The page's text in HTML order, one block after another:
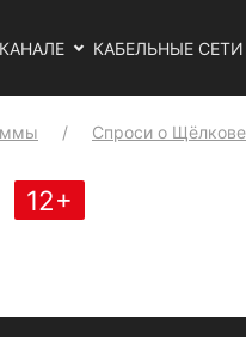
КАБЕЛЬНЫЕ СЕТИ
Спроси о Щёлкове
12+